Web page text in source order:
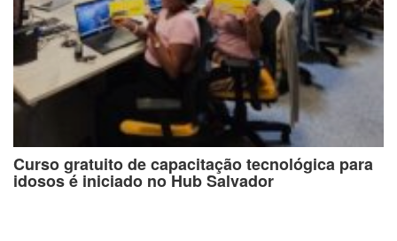
Curso gratuito de capacitação tecnológica para
idosos é iniciado no Hub Salvador